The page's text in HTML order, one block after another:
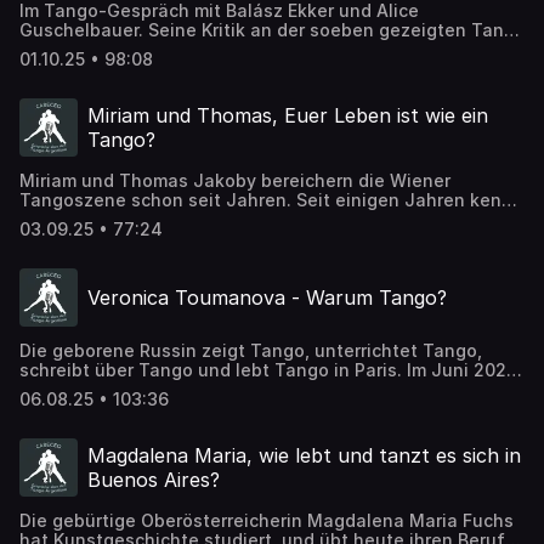
Tango-Musik spielen? Was hat sie dazu gebracht, warum
bleiben sie dabei und wie geht es ihnen denn selbst bei
Live-Auftritten vor Tänzern? Auf welche rhythmischen
Im Tango-Gespräch mit Balász Ekker und Alice
Guschelbauer. Seine Kritik an der soeben gezeigten Tanz-
Leistung kann so manche prominente Persönlichkeit zur
Verzweiflung treiben. In der ORF-Sendung "Dancing Stars"
prominenten Teilnehmer mit den Schwächen, und
natürlich auch mit den Stärken der Tanzvorführung, die
die prominente Persönlichkeit gemeinsam mit einem
Millionenpublikum aufgeführt hatte. Auch Alice
Guschelbauer war in etlichen Staffeln der Sendung die
Tanz-Partnerin von Prominenten.
01.10.25 • 98:08
Miriam und Thomas, Euer Leben ist wie ein
Tango?
Miriam und Thomas Jakoby bereichern die Wiener
Tangoszene schon seit Jahren. Seit einigen Jahren kennt
man auch ihre Tochter, die in eine echte Tangobeziehung
hineingeboren wurde. Miriam teilt auf Facebook
den Tango mit, Thomas setzt den Tango auch in seiner
Coaching Arbeit ein. Beruflich tritt er als
"Lebenstangocoach" auf.
03.09.25 • 77:24
Veronica Toumanova - Warum Tango?
Die geborene Russin zeigt Tango, unterrichtet Tango,
schreibt über Tango und lebt Tango in Paris. Im Juni 2025
ist der dritte Band ihrer kleinen Essay Serie "Why Tango"
auf deutsch erschienen. Ein guter Anlass zu diesem
06.08.25 • 103:36
Magdalena Maria, wie lebt und tanzt es sich in
Buenos Aires?
Die gebürtige Oberösterreicherin Magdalena Maria Fuchs
hat Kunstgeschichte studiert, und übt heute ihren Beruf